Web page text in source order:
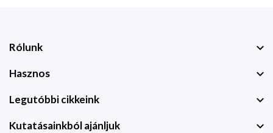
Rólunk
Hasznos
Legutóbbi cikkeink
Kutatásainkból ajánljuk